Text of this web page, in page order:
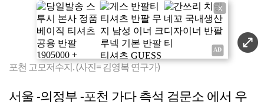
X
포천 고모저수지. (사진= 김영복 연구가)
서울 -의정부 -포천 가다 측석 검문소 에서 우